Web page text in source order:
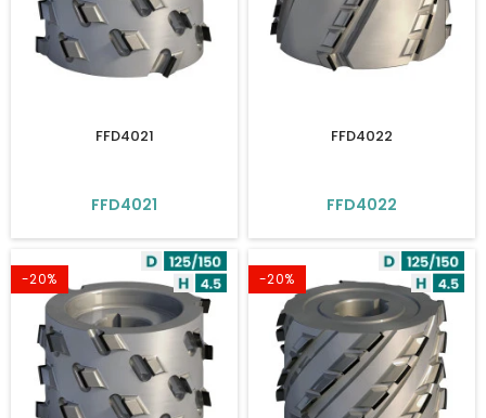
FFD4021
FFD4021
FFD4022
FFD4022
-20% -20%